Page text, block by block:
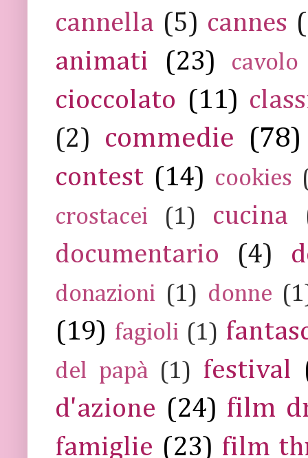
cannella (5) cannes
animati
(23) cavolo
cioccolato (11)
(2)
commedie (78)
contest (14) cookies
crostacei
(1) cucina
documentario
(4)
donazioni (1) donne
(19) fagioli (1)
del papà (1) festival
d'azione (24) film
famiglie (23) film